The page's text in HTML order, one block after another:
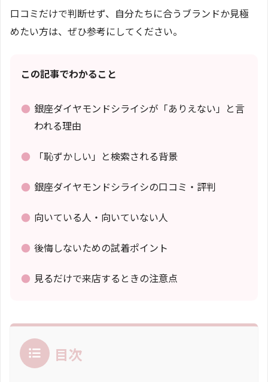
口コミだけで判断せず、自分たちに合うブランドか見極
めたい方は、ぜひ参考にしてください。
この記事でわかること
● 銀座ダイヤモンドシライシが「ありえない」と言
われる理由
● 「恥ずかしい」と検索される背景
● 銀座ダイヤモンドシライシの口コミ・評判
● 向いている人・向いていない人
● 後悔しないための試着ポイント
● 見るだけで来店するときの注意点
目次